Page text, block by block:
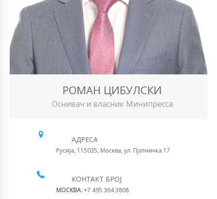
РОМАН ЦИБУЛСКИ
Оснивач и власник Минипресса
АДРЕСА
Русија, 115035, Москва, ул. Пјатничка 17
КОНТАКТ БРОЈ
МОСКВА: +7 495 364 3808